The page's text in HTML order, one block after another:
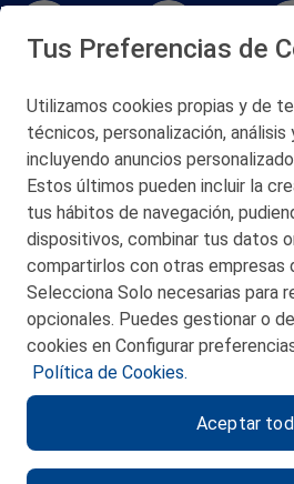
San Martín 5-Edificio
48550 Muskiz
Telf. 946 357
© 2026 Petronor
CONTACTO
POLITICA DE
AVISO LEGAL
Tus Preferencias de
Utilizamos cookies propias y de
técnicos, personalización, análisis
incluyendo anuncios
Estos últimos pueden incluir la
tus hábitos de navegación,
dispositivos, combinar tus datos
compartirlos con otras empresas
Selecciona Solo necesarias para
opcionales. Puedes gestionar o
cookies en Configurar
Política de Cookies.
Aceptar